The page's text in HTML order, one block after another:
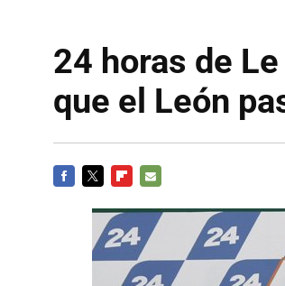
24 horas de
que el León
MAIL